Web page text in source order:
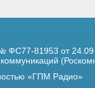
81953 от
«ГПМ Радио»